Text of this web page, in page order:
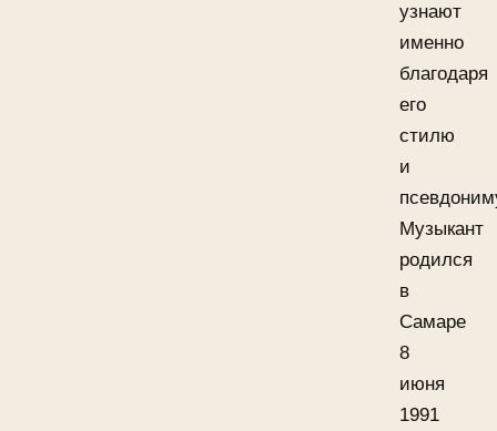
узнают
именно
благодаря
его
стилю
и
Музыкант
родился
в
Самаре
8
июня
1991